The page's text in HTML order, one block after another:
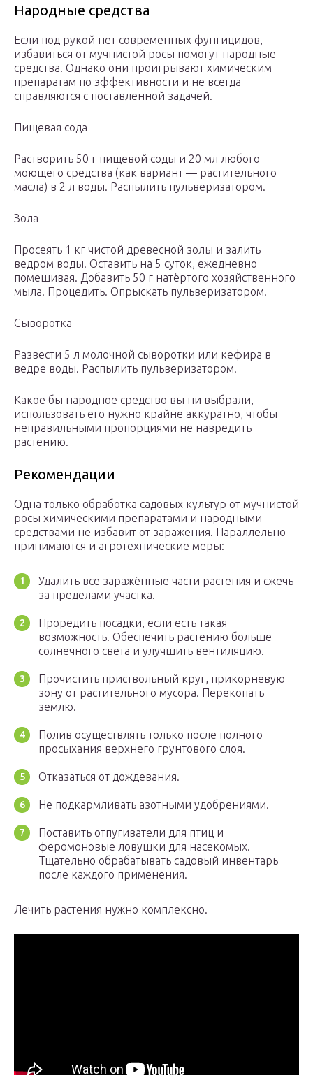
Народные средства
Если под рукой нет современных фунгицидов,
избавиться от мучнистой росы помогут народные
средства. Однако они проигрывают химическим
препаратам по эффективности и не всегда
справляются с поставленной задачей.
Пищевая сода
Растворить 50 г пищевой соды и 20 мл любого
моющего средства (как вариант — растительного
масла) в 2 л воды. Распылить пульверизатором.
Зола
Просеять 1 кг чистой древесной золы и залить
ведром воды. Оставить на 5 суток, ежедневно
помешивая. Добавить 50 г натёртого хозяйственного
мыла. Процедить. Опрыскать пульверизатором.
Сыворотка
Развести 5 л молочной сыворотки или кефира в
ведре воды. Распылить пульверизатором.
Какое бы народное средство вы ни выбрали,
использовать его нужно крайне аккуратно, чтобы
неправильными пропорциями не навредить
растению.
Рекомендации
Одна только обработка садовых культур от мучнистой
росы химическими препаратами и народными
средствами не избавит от заражения. Параллельно
принимаются и агротехнические меры:
Удалить все заражённые части растения и сжечь
за пределами участка.
Проредить посадки, если есть такая
возможность. Обеспечить растению больше
солнечного света и улучшить вентиляцию.
Прочистить приствольный круг, прикорневую
зону от растительного мусора. Перекопать
землю.
Полив осуществлять только после полного
просыхания верхнего грунтового слоя.
Отказаться от дождевания.
Не подкармливать азотными удобрениями.
Поставить отпугиватели для птиц и
феромоновые ловушки для насекомых.
Тщательно обрабатывать садовый инвентарь
после каждого применения.
Лечить растения нужно комплексно.